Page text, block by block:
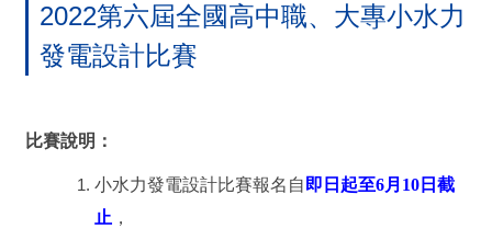
2022第六屆全國高中職、大專小水力
發電設計比賽
比賽說明：
小水力發電設計比賽報名自 即日起至6月10日截
止 ，